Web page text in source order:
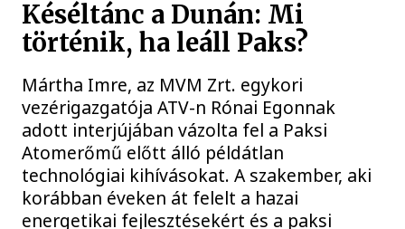
Késéltánc a Dunán: Mi
történik, ha leáll Paks?
Mártha Imre, az MVM Zrt. egykori
vezérigazgatója ATV-n Rónai Egonnak
adott interjújában vázolta fel a Paksi
Atomerőmű előtt álló példátlan
technológiai kihívásokat. A szakember, aki
korábban éveken át felelt a hazai
energetikai fejlesztésekért és a paksi